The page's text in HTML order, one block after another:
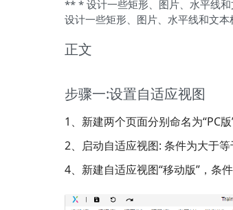
** * 设计一些矩形、图片、水平线
设计一些矩形、图片、水平线和文
正文
步骤一:设置自适应视图
1、新建两个页面分别命名为“PC版
2、启动自适应视图: 条件为大于
4、新建自适应视图“移动版”，条